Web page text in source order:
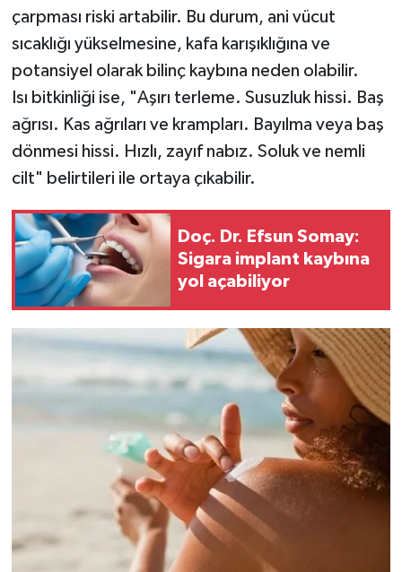
çarpması riski artabilir. Bu durum, ani vücut
sıcaklığı yükselmesine, kafa karışıklığına ve
potansiyel olarak bilinç kaybına neden olabilir.
Isı bitkinliği ise, "Aşırı terleme. Susuzluk hissi. Baş
ağrısı. Kas ağrıları ve krampları. Bayılma veya baş
dönmesi hissi. Hızlı, zayıf nabız. Soluk ve nemli
cilt" belirtileri ile ortaya çıkabilir.
Doç. Dr. Efsun Somay:
Sigara implant kaybına
yol açabiliyor